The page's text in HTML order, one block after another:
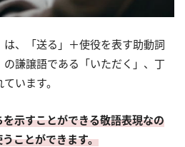
は、「送る」＋使役を表す助動詞
謙譲語である「いただく」、丁
います。
示すことができる敬語表現なの
ことができます。